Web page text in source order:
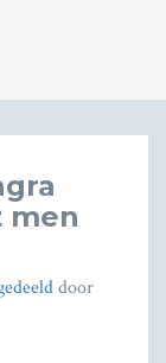
men
door